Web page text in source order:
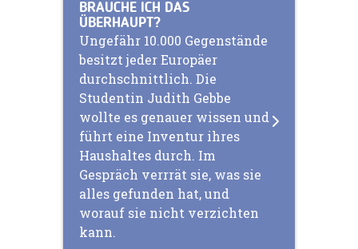
BRAUCHE ICH DAS
ÜBERHAUPT?
Ungefähr 10.000 Gegenstände
besitzt jeder Europäer
durchschnittlich. Die
Studentin Judith Gebbe
wollte es genauer wissen und
führt eine Inventur ihres
Haushaltes durch. Im
Gespräch verrrät sie, was sie
alles gefunden hat, und
worauf sie nicht verzichten
kann.